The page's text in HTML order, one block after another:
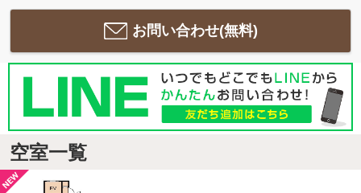
お問い合わせ(無料)
空室一覧